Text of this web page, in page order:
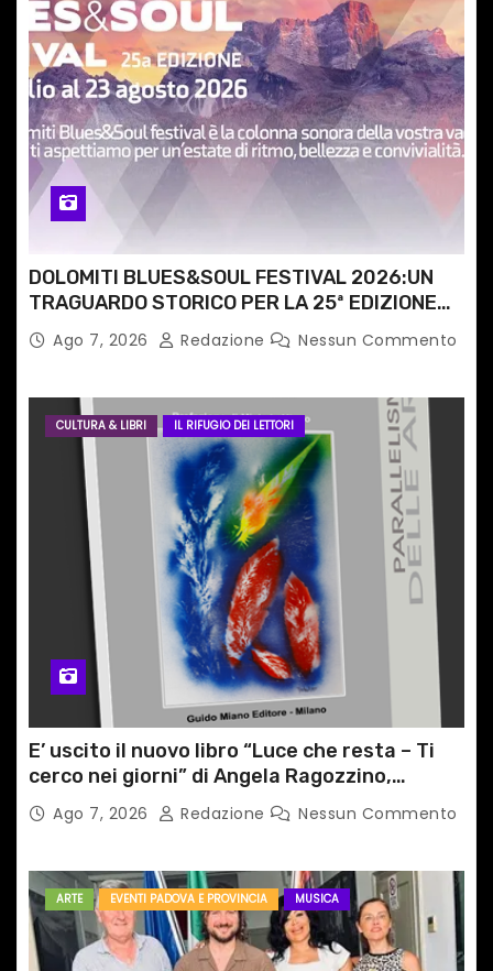
t
i
c
o
l
i
DOLOMITI BLUES&SOUL FESTIVAL 2026:UN
TRAGUARDO STORICO PER LA 25ª EDIZIONE
TRA LE CIME PATRIMONIO UNESCO
Ago 7, 2026 Redazione Nessun Commento
CULTURA & LIBRI IL RIFUGIO DEI LETTORI
E’ uscito il nuovo libro “Luce che resta – Ti
cerco nei giorni” di Angela Ragozzino,
medico primario di Capua
Ago 7, 2026 Redazione Nessun Commento
ARTE EVENTI PADOVA E PROVINCIA MUSICA